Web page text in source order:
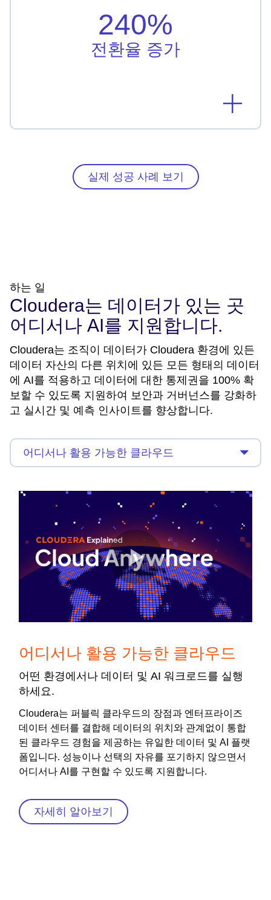
240%
전환율 증가
실제 성공 사례 보기
하는 일
Cloudera는 데이터가 있는 곳
어디서나 AI를 지원합니다.
Cloudera는 조직이 데이터가 Cloudera 환경에 있든
데이터 자산의 다른 위치에 있든 모든 형태의 데이터
에 AI를 적용하고 데이터에 대한 통제권을 100% 확
보할 수 있도록 지원하여 보안과 거버넌스를 강화하
고 실시간 및 예측 인사이트를 향상합니다.
어디서나 활용 가능한 클라우드
어떤 환경에서나 데이터 및 AI 워크로드를 실행
하세요.
Cloudera는 퍼블릭 클라우드의 장점과 엔터프라이즈
데이터 센터를 결합해 데이터의 위치와 관계없이 통합
된 클라우드 경험을 제공하는 유일한 데이터 및 AI 플랫
폼입니다. 성능이나 선택의 자유를 포기하지 않으면서
어디서나 AI를 구현할 수 있도록 지원합니다.
자세히 알아보기